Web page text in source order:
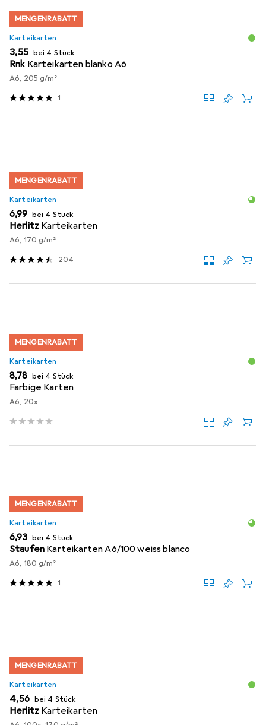
MENGENRABATT
Karteikarten
EUR
3,55 bei 4 Stück
Rnk Karteikarten blanko A6
A6, 205 g/m²
1
MENGENRABATT
Karteikarten
EUR
6,99 bei 4 Stück
Herlitz Karteikarten
A6, 170 g/m²
204
MENGENRABATT
Karteikarten
EUR
8,78 bei 4 Stück
Farbige Karten
A6, 20x
MENGENRABATT
Karteikarten
EUR
6,93 bei 4 Stück
Staufen Karteikarten A6/100 weiss blanco
A6, 180 g/m²
1
MENGENRABATT
Karteikarten
EUR
4,56 bei 4 Stück
Herlitz Karteikarten